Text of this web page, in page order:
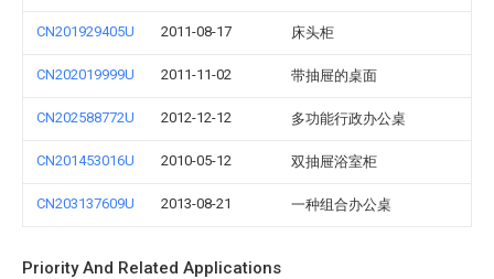
CN201929405U 2011-08-17 床头柜
CN202019999U 2011-11-02 带抽屉的桌面
CN202588772U 2012-12-12 多功能行政办公桌
CN201453016U 2010-05-12 双抽屉浴室柜
CN203137609U 2013-08-21 一种组合办公桌
Priority And Related Applications